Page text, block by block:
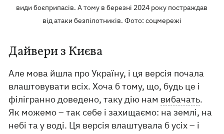
види боєприпасів. А тому в березні 2024 року постраждав
від атаки безпілотників. Фото: соцмережі
Дайвери з Києва
Але мова йшла про Україну, і ця версія почала
влаштовувати всіх. Хоча б тому, що, будь це і
філігранно доведено, таку дію нам вибачать.
Як можемо – так себе і захищаємо: на землі, на
небі та у воді. Ця версія влаштувала б усіх – і